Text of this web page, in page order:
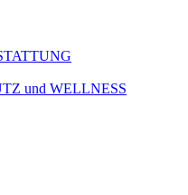
und WELLNESS